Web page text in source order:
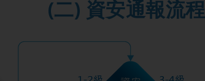
(二) 資安通報流程